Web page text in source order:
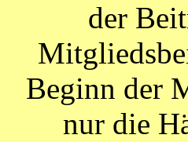
der
Beginn der
nur die